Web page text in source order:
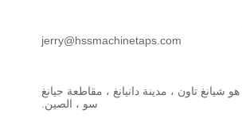
jerry@hssmachinetaps.com
شيانغ تاون ، مدينة دانيانغ ، مقاطعة جيانغ
سو ، الصين.